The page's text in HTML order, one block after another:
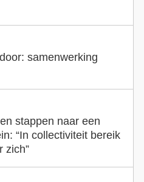
samenwerking
stappen naar een
“In collectiviteit bereik
zich”